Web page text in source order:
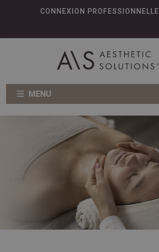
CONNEXION PROFESSIONNELLE
MENU